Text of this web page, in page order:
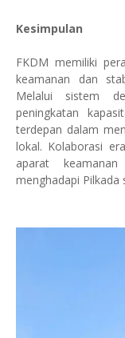
Kesimpulan
FKDM memiliki
keamanan dan
Melalui sistem
peningkatan
terdepan dalam
lokal. Kolaborasi
aparat
menghadapi Pilkada